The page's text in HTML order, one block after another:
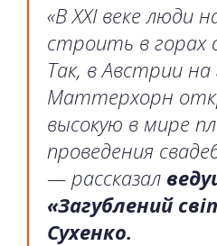
«В XXI веке люди
строить в горах
Так, в Австрии на
Маттерхорн
высокую в мире
проведения
— рассказал
«Загублений
Сухенко.